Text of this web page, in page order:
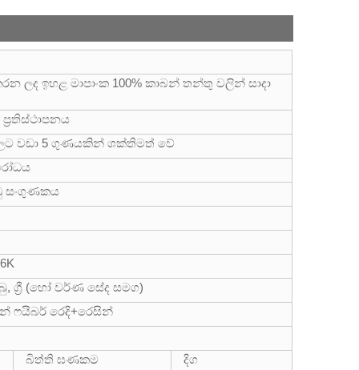
ඉහළ මාපාංක 100% කාබන් තන්තු වලින් සාදා
වඩා 5 ගුණයකින් ශක්තිමත් වේ
සංගුණකය
ග්‍රී (හෝ වර්ණ සේද සමග)
ෆයිබර් රෙදි+රෙසින්
බිත්ති ඝණකම
දිග